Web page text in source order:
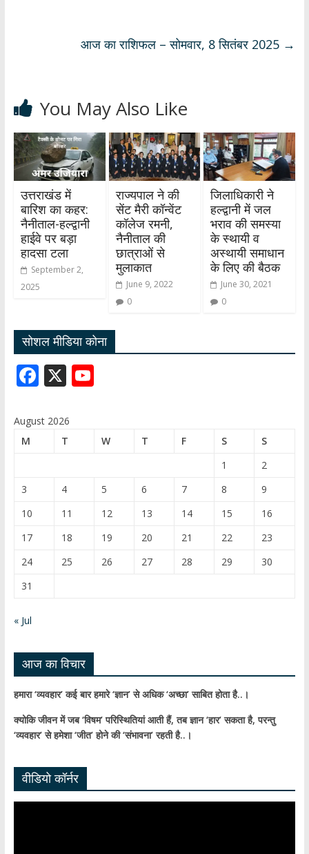
k
आज का राशिफल – सोमवार, 8 सितंबर 2025 →
You May Also Like
उत्तराखंड में
बारिश का कहर:
नैनीताल-हल्द्वानी
हाईवे पर बड़ा
हादसा टला
September 2,
2025
राज्यपाल ने की
सेंट मैरी कॉन्वेंट
कॉलेज रमनी,
नैनीताल की
छात्राओं से
मुलाकात
June 9, 2022
0
जिलाधिकारी ने
हल्द्वानी में जल
भराव की समस्या
के स्थायी व
अस्थायी समाधान
के लिए की बैठक
June 30, 2021
0
सोशल मीडिया कोना
F
e
X Y
T
b
e
C
h
a
August 2026
M
T W T F S
S
1
2
3
4 5 6 7 8
9
10
11 12 13 14 15
16
17
18 19 20 21 22
23
24
25 26 27 28 29
30
31
« Jul
आज का विचार
हमारा ‘व्यवहार’ कई बार हमारे ‘ज्ञान’ से अधिक ‘अच्छा’ साबित होता है..।
क्योकि जीवन में जब ‘विषम’ परिस्थितियां आती हैं,तब ज्ञान ‘हार’ सकता है,परन्तु
‘व्यवहार’ से हमेशा ‘जीत’ होने की ‘संभावना’ रहती है..।
वीडियो कॉर्नर